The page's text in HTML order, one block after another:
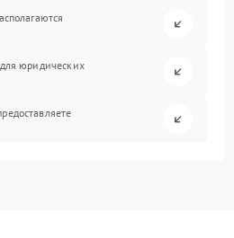
юридических